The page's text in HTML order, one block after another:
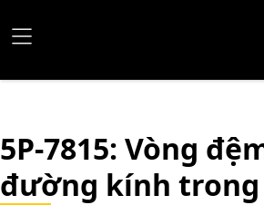
5P-7815: Vòng
đường kính trong